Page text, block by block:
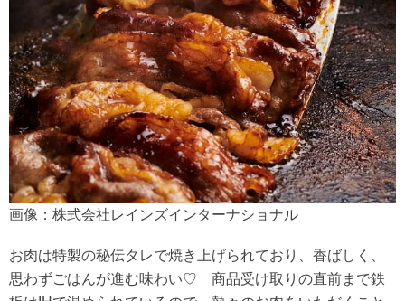
画像：株式会社レインズインターナショナル
お肉は特製の秘伝タレで焼き上げられており、香ばしく、
思わずごはんが進む味わい♡ 商品受け取りの直前まで鉄